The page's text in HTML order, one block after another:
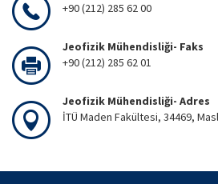
+90 (212) 285 62 00
Jeofizik Mühendisliği- Faks
+90 (212) 285 62 01
Jeofizik Mühendisliği- Adres
İTÜ Maden Fakültesi, 34469,